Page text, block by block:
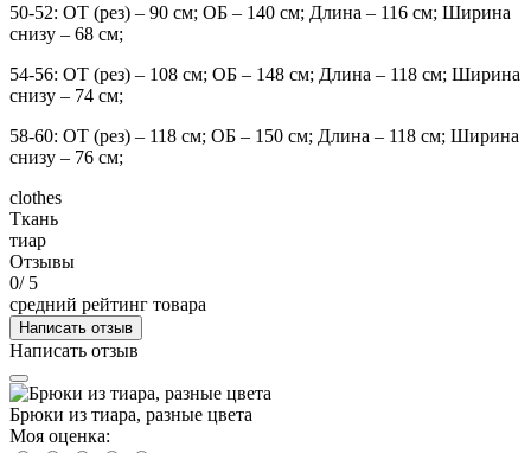
50-52: ОТ (рез) – 90 см; ОБ – 140 см; Длина – 116 см; Ширина
снизу – 68 см;
54-56: ОТ (рез) – 108 см; ОБ – 148 см; Длина – 118 см; Ширина
снизу – 74 см;
58-60: ОТ (рез) – 118 см; ОБ – 150 см; Длина – 118 см; Ширина
снизу – 76 см;
clothes
Ткань
тиар
Отзывы
0/ 5
средний рейтинг товара
Написать отзыв
Написать отзыв
Брюки из тиара, разные цвета
Моя оценка: